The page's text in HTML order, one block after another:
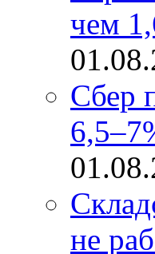
чем
Сбер
не